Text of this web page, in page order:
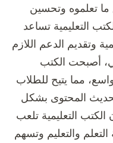
ما تعلموه وتحسين
التعليمية تساعد
وتقديم الدعم اللازم
أصبحت الكتب
مما يتيح للطلاب
المحتوى بشكل
التعليمية تلعب
والتعليم وتسهم